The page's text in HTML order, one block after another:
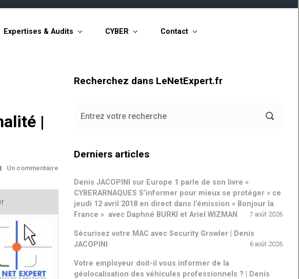
Expertises & Audits CYBER Contact
|
Un commentaire
Recherchez dans LeNetExpert.fr
Derniers articles
Denis JACOPINI sur Europe 1 parle de son livre «
CYBERARNAQUES S’informer pour mieux se protéger » ce
jeudi 12 avril 2018 en direct dans l’émission « Bonjour la
France » avec Daphné BURKI et Ariel WIZMAN
7 août 2026
Sécurisez votre MAC avec Security Growler | Denis
JACOPINI
6 août 2026
Votre employeur doit-il vous informer de la
géolocalisation des véhicules professionnels ? | Denis